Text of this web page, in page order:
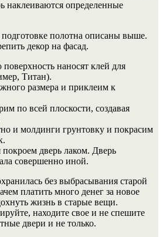
наклеиваются определенные
полотна описаны выше.
декор на фасад.
наносят клей для
Титан).
размера и приклеим к
по всей плоскости, создавая
и молдинги грунтовку и покрасим
дверь лаком. Дверь
совершенно иной.
без выбрасывания старой
платить много денег за новое
жизнь в старые вещи.
находите свое и не спешите
двери и не только.